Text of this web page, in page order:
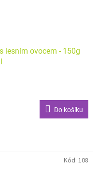
lesním ovocem - 150g
Do košíku
Kód: 108